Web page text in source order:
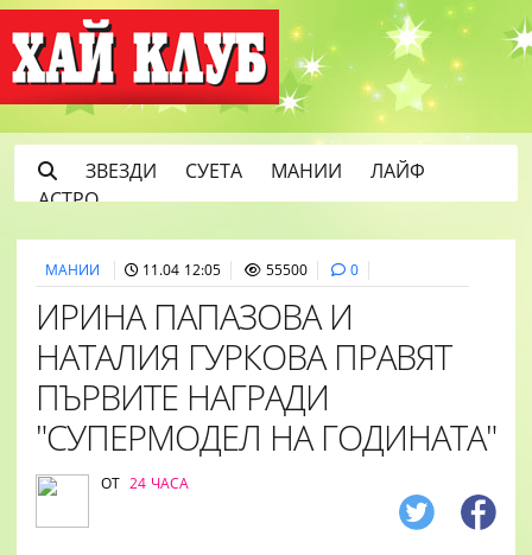
ЗВЕЗДИ СУЕТА МАНИИ
ЛАЙФ
АСТРО
МАНИИ 11.04 12:05 55500 0
ИРИНА ПАПАЗОВА И
НАТАЛИЯ ГУРКОВА ПРАВЯТ
ПЪРВИТЕ НАГРАДИ
"СУПЕРМОДЕЛ НА ГОДИНАТА"
ОТ 24 ЧАСА